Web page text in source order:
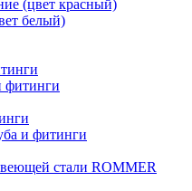
(цвет красный)
белый)
фитинги
и фитинги
стали ROMMER